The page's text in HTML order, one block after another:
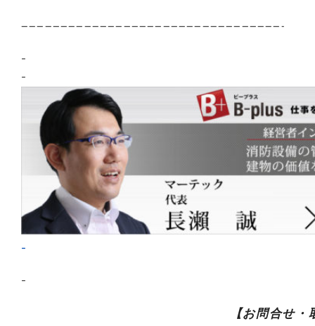
—————————————————————————————————-
–
–
–
–
【お問合せ